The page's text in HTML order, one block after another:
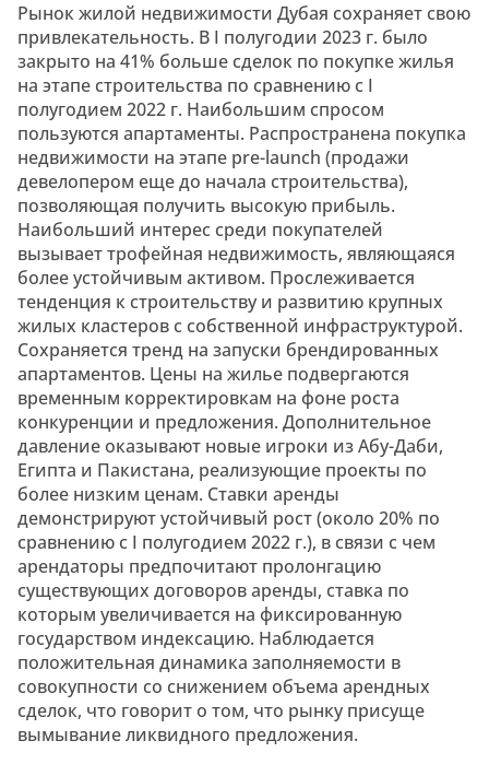
Рынок жилой недвижимости Дубая сохраняет свою
привлекательность. В I полугодии 2023 г. было
закрыто на 41% больше сделок по покупке жилья
на этапе строительства по сравнению с I
полугодием 2022 г. Наибольшим спросом
пользуются апартаменты. Распространена покупка
недвижимости на этапе pre-launch (продажи
девелопером еще до начала строительства),
позволяющая получить высокую прибыль.
Наибольший интерес среди покупателей
вызывает трофейная недвижимость, являющаяся
более устойчивым активом. Прослеживается
тенденция к строительству и развитию крупных
жилых кластеров с собственной инфраструктурой.
Сохраняется тренд на запуски брендированных
апартаментов. Цены на жилье подвергаются
временным корректировкам на фоне роста
конкуренции и предложения. Дополнительное
давление оказывают новые игроки из Абу-Даби,
Египта и Пакистана, реализующие проекты по
более низким ценам. Ставки аренды
демонстрируют устойчивый рост (около 20% по
сравнению с I полугодием 2022 г.), в связи с чем
арендаторы предпочитают пролонгацию
существующих договоров аренды, ставка по
которым увеличивается на фиксированную
государством индексацию. Наблюдается
положительная динамика заполняемости в
совокупности со снижением объема арендных
сделок, что говорит о том, что рынку присуще
вымывание ликвидного предложения.